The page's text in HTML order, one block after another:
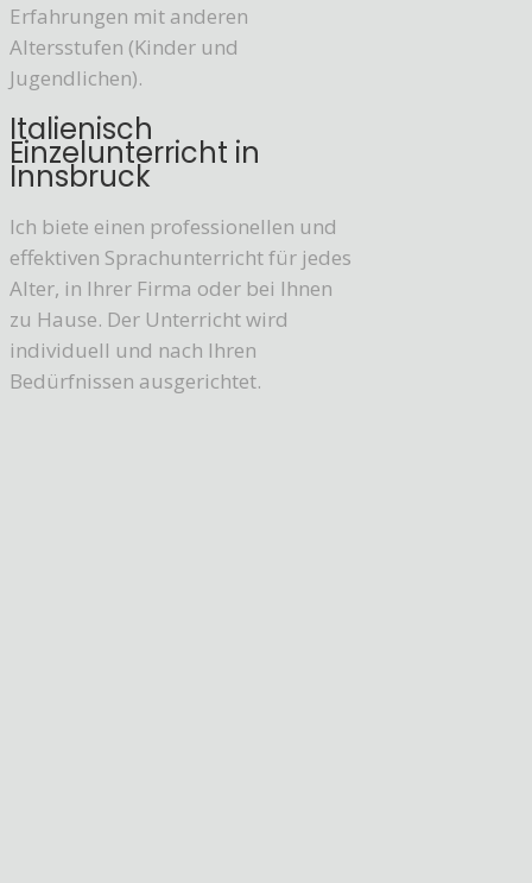
Erfahrungen mit anderen
Altersstufen (Kinder und
Jugendlichen).
Italienisch
Einzelunterricht in
Innsbruck
Ich biete einen professionellen und
effektiven Sprachunterricht für jedes
Alter, in Ihrer Firma oder bei Ihnen
zu Hause. Der Unterricht wird
individuell und nach Ihren
Bedürfnissen ausgerichtet.